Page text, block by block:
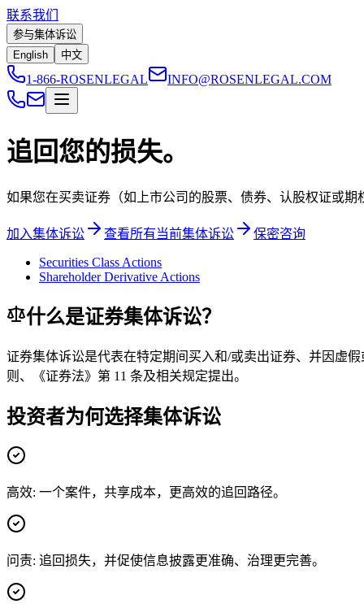
联系我们
参与集体诉讼
English
中文
1-866-ROSENLEGAL INFO@ROSENLEGAL.COM
追回您的损失。
如果您在买卖证券（如上市公司的股票、债券、认股权证或期
加入集体诉讼 查看所有当前集体诉讼 保密咨询
Securities Class Actions
Shareholder Derivative Actions
什么是证券集体诉讼？
证券集体诉讼是代表在特定期间买入和/或卖出证券、并因虚
则、《证券法》第 11 条及相关规定提出。
投资者为何选择集体诉讼
高效: 一个案件，共享成本，更高效的追回路径。
问责: 追回损失，并促使信息披露更准确、治理更完善。